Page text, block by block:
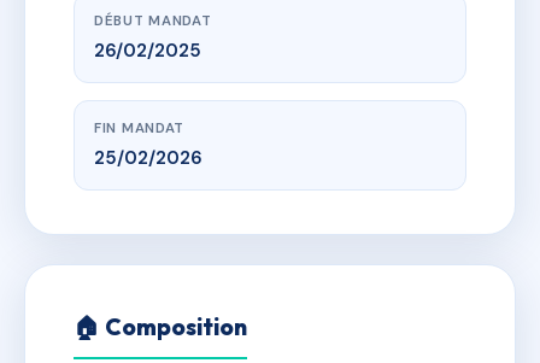
DÉBUT MANDAT
26/02/2025
FIN MANDAT
25/02/2026
🏠 Composition